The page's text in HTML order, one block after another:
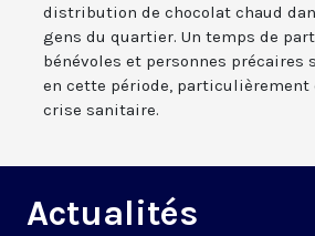
distribution de chocolat chaud
gens du quartier. Un temps de
bénévoles et personnes précaires
en cette période, particulièrement
crise sanitaire.
Actualités